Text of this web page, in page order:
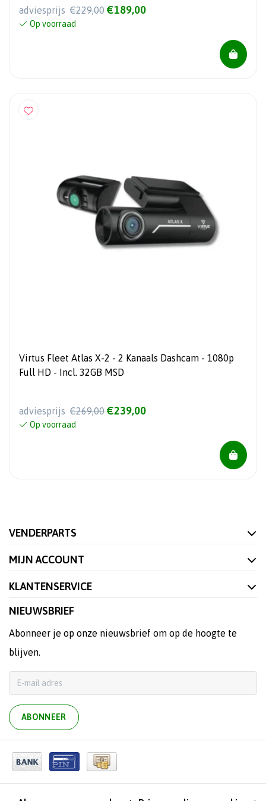
adviesprijs €229,00 €189,00
Op voorraad
Virtus Fleet Atlas X-2 - 2 Kanaals Dashcam - 1080p
Full HD - Incl. 32GB MSD
adviesprijs €269,00 €239,00
Op voorraad
VENDERPARTS
MIJN ACCOUNT
KLANTENSERVICE
NIEUWSBRIEF
Abonneer je op onze nieuwsbrief om op de hoogte te
blijven.
ABONNEER